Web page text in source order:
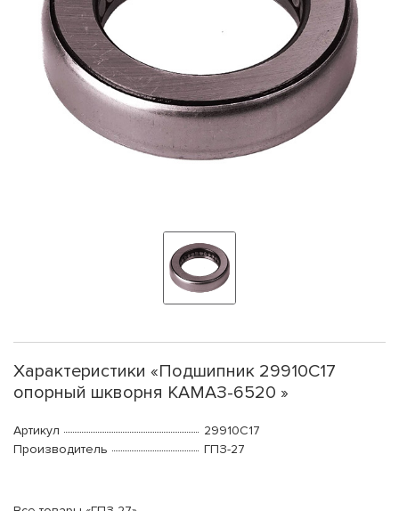
Характеристики «Подшипник 29910С17
опорный шкворня КАМАЗ-6520 »
Артикул
29910С17
Производитель
ГПЗ-27